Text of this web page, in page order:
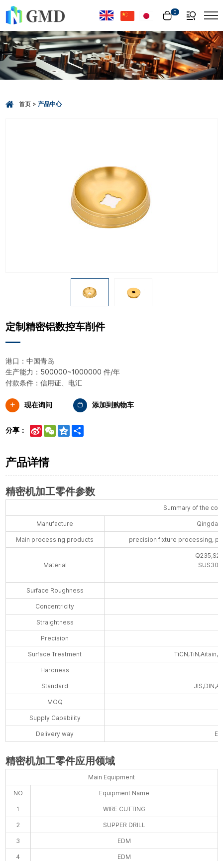
Select Language ▼ 0
首页 产品中心
定制精密铝数控车削件
港口：中国青岛
生产能力：500000~1000000 件/年
付款条件：信用证、电汇
现在询问 添加到购物车
分享：
Sina
Weibo
WeChatQzone
产品详情
精密机加工零件参数
Summary of the
Manufacture
Main processing products precision fixture processing,
Material
Surface Roughness
Concentricity
Straightness
Precision
Surface Treatment
Hardness
Standard
MOQ
Supply Capability
Delivery way
精密机加工零件应用领域
Main Equipment
NO Equipment Name
1 WIRE CUTTING
2 SUPPER DRILL
3 EDM
4 EDM